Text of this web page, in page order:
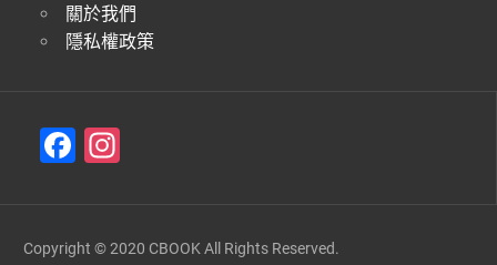
關於我們
隱私權政策
F
e
gr
Copyright © 2020 CBOOK All Rights Reserved.